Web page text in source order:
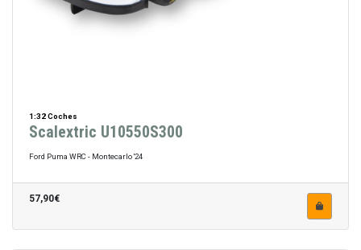
1:32 Coches
Scalextric U10550S300
Ford Puma WRC - Montecarlo '24
57,90€